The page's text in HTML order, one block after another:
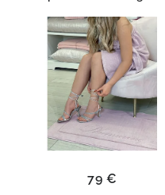
79 €